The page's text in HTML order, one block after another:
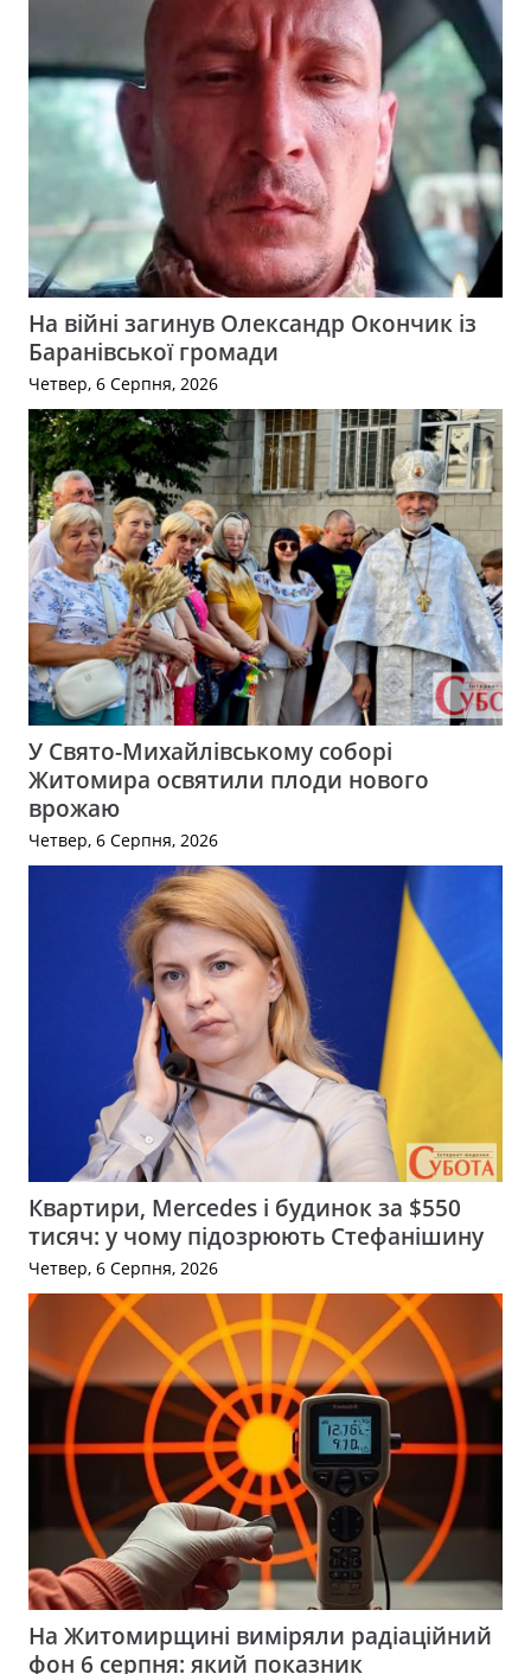
На війні загинув Олександр Окончик із
Баранівської громади
Четвер, 6 Серпня, 2026
У Свято-Михайлівському соборі
Житомира освятили плоди нового
врожаю
Четвер, 6 Серпня, 2026
Квартири, Mercedes і будинок за $550
тисяч: у чому підозрюють Стефанішину
Четвер, 6 Серпня, 2026
На Житомирщині виміряли радіаційний
фон 6 серпня: який показник